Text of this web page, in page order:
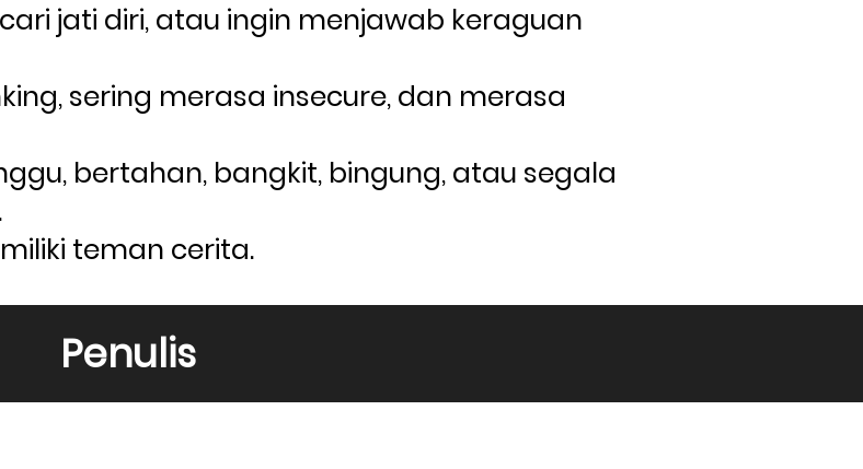
jati diri, atau ingin menjawab keraguan
sering merasa insecure, dan merasa
bertahan, bangkit, bingung, atau segala
teman cerita.
Penulis